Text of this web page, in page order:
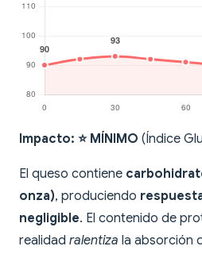
Impacto: ⭐ MÍNIMO (Índice
El queso contiene
onza), produciendo
negligible. El contenido de
realidad ralentiza la absorción